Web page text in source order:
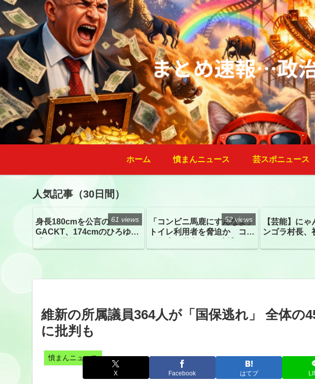
ホーム 憤まんニュース 芸スポニュース
人気記事（30日間）
身長180cmを公言の
GACKT、174cmのひろゆき
トざわつき イベントでの写
61 views
「コンビニ馬鹿にすんなよ」
トイレ利用者を脅迫か コン
52 views
【芸能】に
ンゴラ村長、
はデジタル写
維新の所属議員364人が「国保逃れ」 全体
に批判も
憤まんニュース
X Facebook はてブ